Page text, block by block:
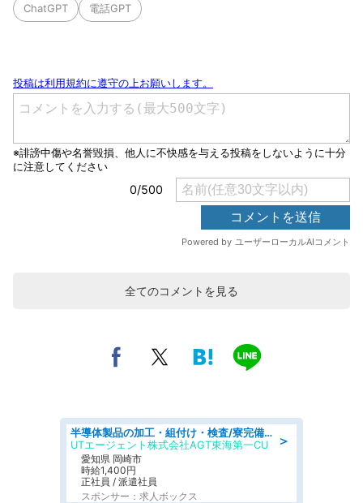
ChatGPT 電話GPT
全てのコメントを見る
＞
半導体製品の加工・組付け・検査/寮完備/日勤/日払い/工場・製造
UTエージェント株式会社AGT東海第一CU
愛知県 岡崎市
時給1,400円
正社員 / 派遣社員
スポンサー：求人ボックス